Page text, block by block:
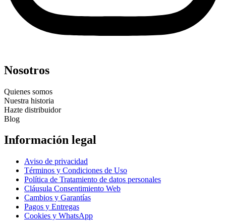
Nosotros
Quienes somos
Nuestra historia
Hazte distribuidor
Blog
Información legal
Aviso de privacidad
Términos y Condiciones de Uso
Política de Tratamiento de datos personales
Cláusula Consentimiento Web
Cambios y Garantías
Pagos y Entregas
Cookies y WhatsApp